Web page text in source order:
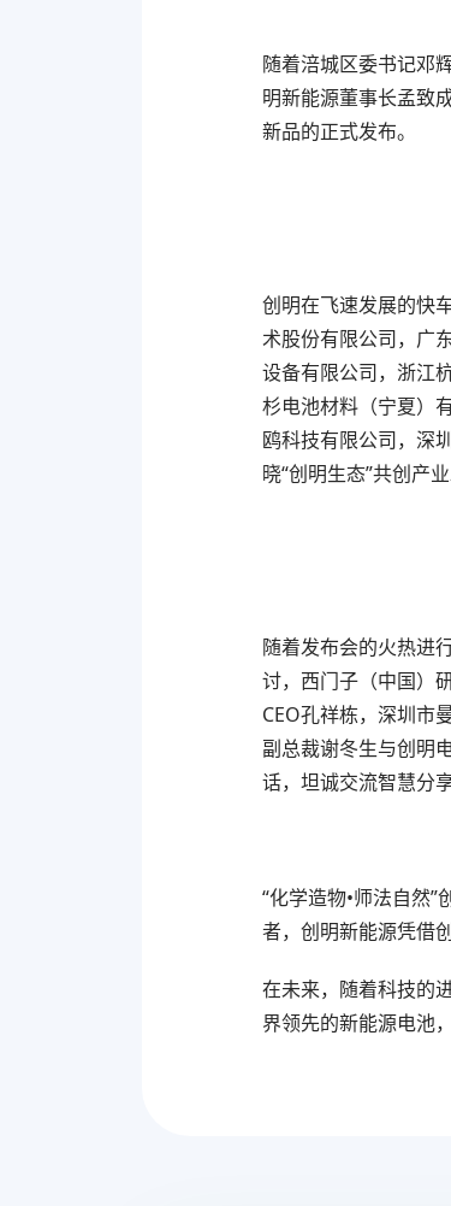
随着涪城区委书记邓
明新能源董事长孟致
新品的正式发布。
创明在飞速发展的快
术股份有限公司，广
设备有限公司，浙江
杉电池材料（宁夏）
鸥科技有限公司，深
晓“创明生态”共创产
随着发布会的火热进
讨，西门子（中国）
CEO孔祥栋，深圳市
副总裁谢冬生与创明
话，坦诚交流智慧分
“化学造物•师法自然
者，创明新能源凭借
在未来，随着科技的
界领先的新能源电池